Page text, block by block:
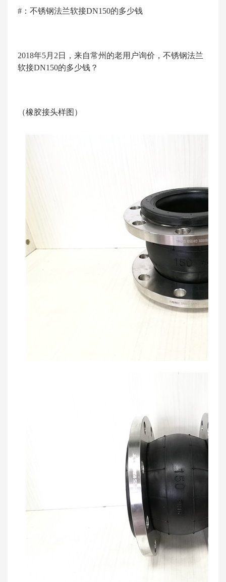
#：不锈钢法兰软接DN150的多少钱
2018年5月2日，来自常州的老用户询价，不锈钢法兰
软接DN150的多少钱？
（橡胶接头样图）